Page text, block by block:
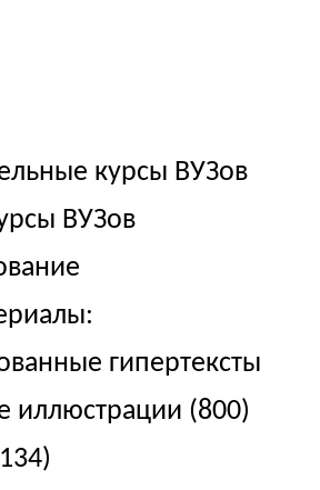
курсы ВУЗов
ВУЗов
гипертексты
иллюстрации (800)